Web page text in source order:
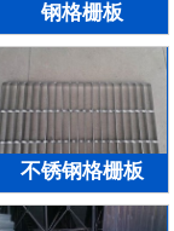
钢格栅板
不锈钢格栅板